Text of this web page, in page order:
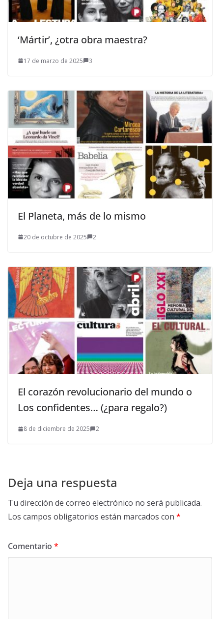
‘Mártir’, ¿otra obra maestra?
17 de marzo de 2025 3
El Planeta, más de lo mismo
20 de octubre de 2025 2
El corazón revolucionario del mundo o
Los confidentes… (¿para regalo?)
8 de diciembre de 2025 2
Deja una respuesta
Tu dirección de correo electrónico no será publicada.
Los campos obligatorios están marcados con *
Comentario *